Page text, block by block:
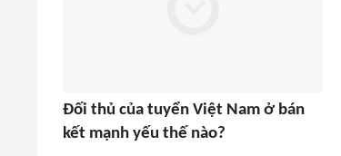
Đối thủ của tuyển Việt Nam ở bán
kết mạnh yếu thế nào?